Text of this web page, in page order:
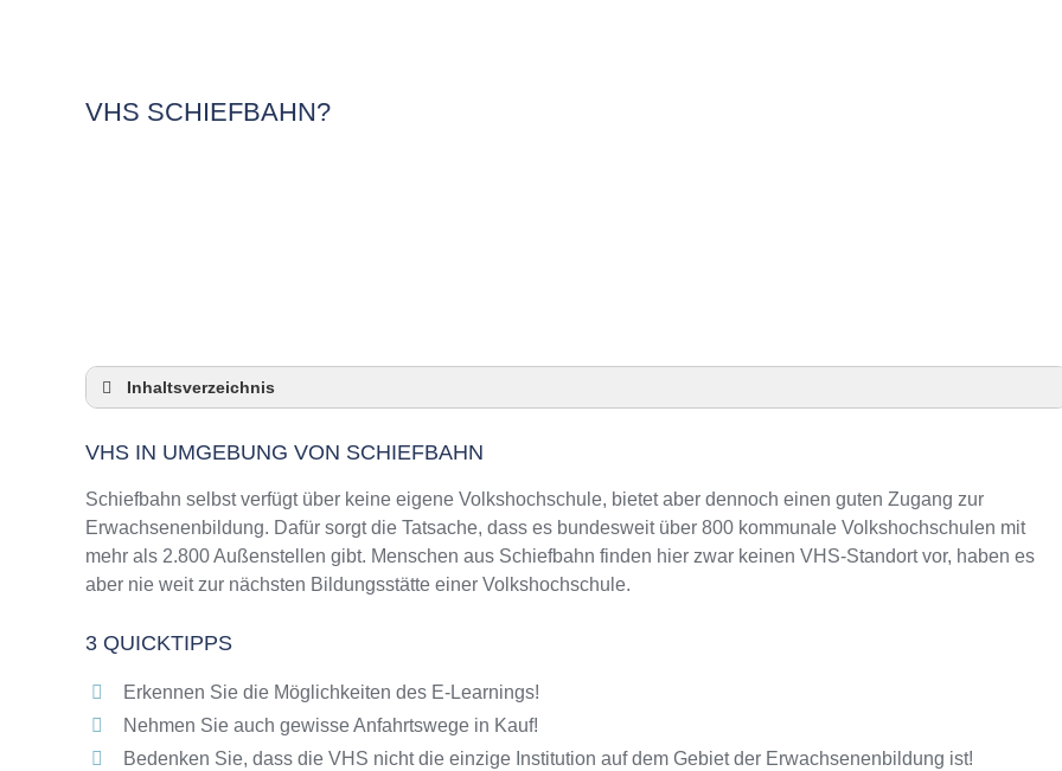
VHS SCHIEFBAHN?
Inhaltsverzeichnis
3 Quicktipps
Checkliste: VHS-Kurse rund um Schiefbahn finden
Keine VHS in Schiefbahn
Online-Kurse: Pro und Contra
Online-Kurse als alternative Angebote zu VHS-Kursen
Das bundesweite Netzwerk der Volkshochschulen
Abendschulen rund um Schiefbahn
Checkliste: So erkennen Sie gute Bildungsangebote der VHS
VHS IN UMGEBUNG VON SCHIEFBAHN
Schiefbahn selbst verfügt über keine eigene Volkshochschule, bietet aber dennoch einen guten Zugang zur
Erwachsenenbildung. Dafür sorgt die Tatsache, dass es bundesweit über 800 kommunale Volkshochschulen mit
mehr als 2.800 Außenstellen gibt. Menschen aus Schiefbahn finden hier zwar keinen VHS-Standort vor, haben es
aber nie weit zur nächsten Bildungsstätte einer Volkshochschule.
3 QUICKTIPPS
Erkennen Sie die Möglichkeiten des E-Learnings!
Nehmen Sie auch gewisse Anfahrtswege in Kauf!
Bedenken Sie, dass die VHS nicht die einzige Institution auf dem Gebiet der Erwachsenenbildung ist!